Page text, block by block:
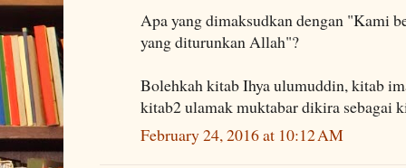
Apa yang dimaksudkan dengan "Kami
yang diturunkan Allah"?
Bolehkah kitab Ihya ulumuddin, kitab
kitab2 ulamak muktabar dikira sebagai
February 24, 2016 at 10:12 AM